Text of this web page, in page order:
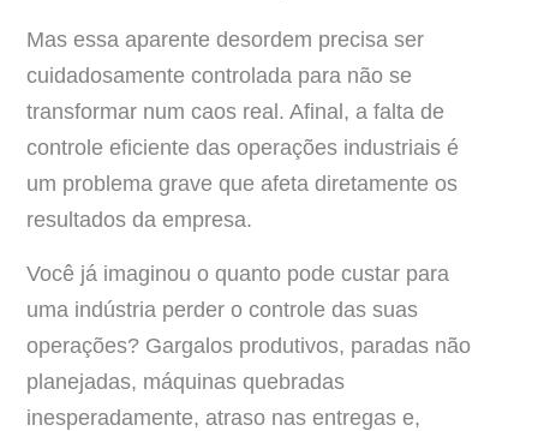
Mas essa aparente desordem precisa ser
cuidadosamente controlada para não se
transformar num caos real. Afinal, a falta de
controle eficiente das operações industriais é
um problema grave que afeta diretamente os
resultados da empresa.
Você já imaginou o quanto pode custar para
uma indústria perder o controle das suas
operações? Gargalos produtivos, paradas não
planejadas, máquinas quebradas
inesperadamente, atraso nas entregas e,